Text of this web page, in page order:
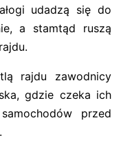
udadzą się do
a stamtąd ruszą
rajdu zawodnicy
gdzie czeka ich
przed